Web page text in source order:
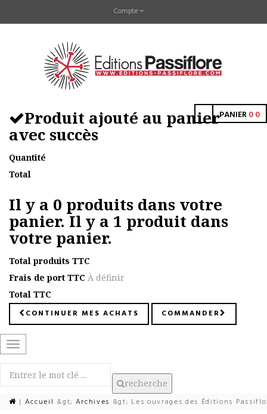
Compte
PANIER00
Produit ajouté au panier
avec succès
Quantité
Total
Il y a 0 produits dans votre
panier.Il y a 1 produit dans
votre panier.
Total produits TTC
Frais de port TTC À définir
Total TTC
CONTINUER MES ACHATS COMMANDER
Basculer
la
navigation
recherche
| Accueil &gt; Archives &gt; Les ouvrages des Éditions